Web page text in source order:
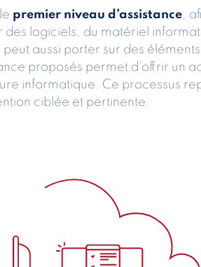
premier niveau d’assistance,
des logiciels, du matériel
aussi porter sur des éléments
proposés permet d’offrir un
informatique. Ce processus
ciblée et pertinente.